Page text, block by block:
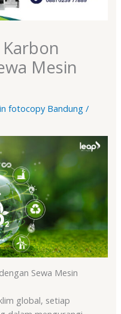
Mesin
fotocopy Bandung /
Sewa Mesin
global, setiap